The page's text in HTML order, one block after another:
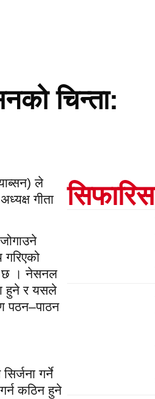
चिन्ता:
ले
गीता
गरिएको
छ । नेसनल
हुने र यसले
पठन–पाठन
गर्ने
कठिन हुने
सिफारिस